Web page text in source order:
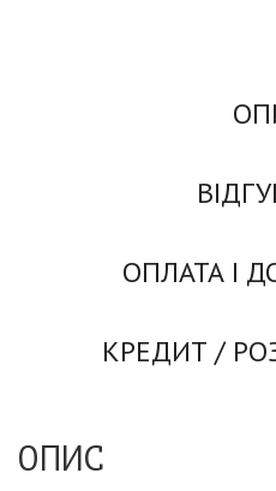
ОПЛАТА І
КРЕДИТ /
ОПИС